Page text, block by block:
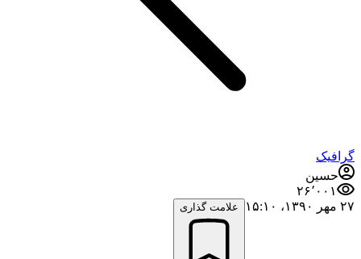
گرافیک
حسین
۲۶٬۰۰۱
۲۷ مهر ۱۳۹۰،‏ ۱۵:۱۰
علامت گذاری